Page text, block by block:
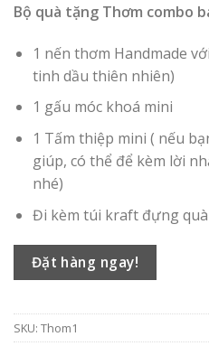
Bộ quà tặng Thơm combo
1 nến thơm Handmade
tinh dầu thiên nhiên)
1 gấu móc khoá mini
1 Tấm thiệp mini ( nếu
giúp, có thể để kèm lời
nhé)
Đi kèm túi kraft đựng
Đặt hàng ngay!
SKU: Thom1